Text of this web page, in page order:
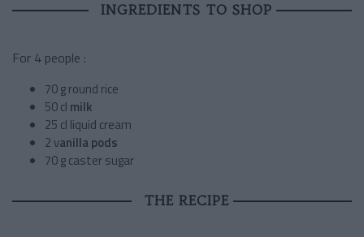
INGREDIENTS TO SHOP
For 4 people :
70 g round rice
50 cl milk
25 cl liquid cream
2 vanilla pods
70 g caster sugar
THE RECIPE